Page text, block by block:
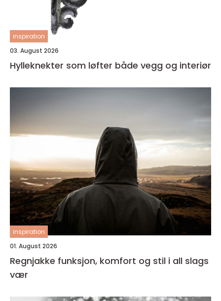
inspiration
03. August 2026
Hylleknekter som løfter både vegg og interiør
inspiration
01. August 2026
Regnjakke funksjon, komfort og stil i all slags
vær